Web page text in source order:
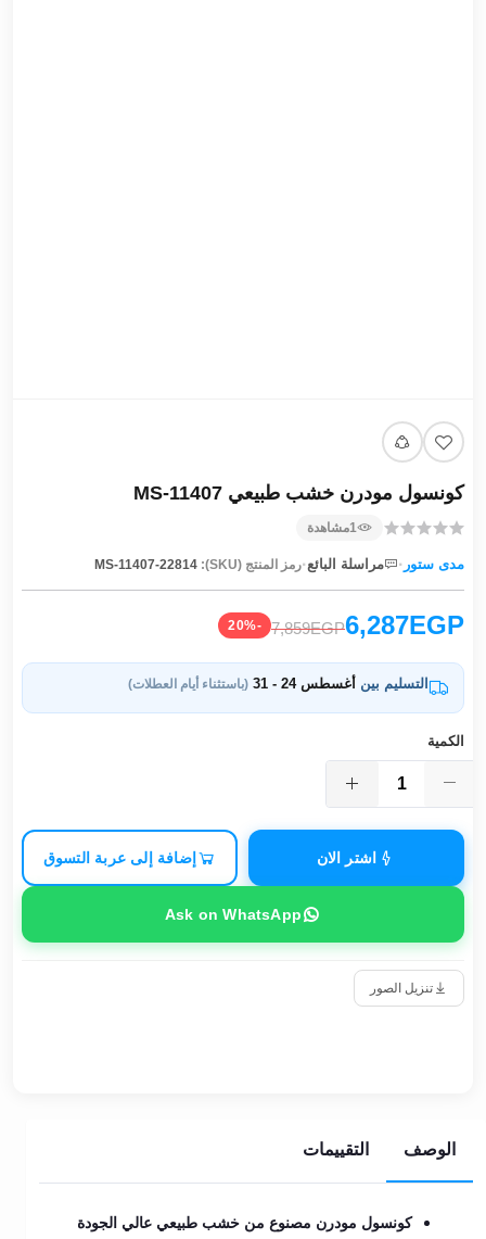
كونسول مودرن خشب طبيعي MS-11407
1مشاهدة
مدى ستور · مراسلة البائع·رمز المنتج (SKU): MS-11407-22814
6,287EGP
7,859EGP
-20%
التسليم بين أغسطس 24 - 31 (باستثناء أيام العطلات)
الكمية
اشتر الان إضافة إلى عربة التسوق
Ask on WhatsApp
تنزيل الصور
الوصف التقييمات
كونسول مودرن مصنوع من خشب طبيعي عالي الجودة